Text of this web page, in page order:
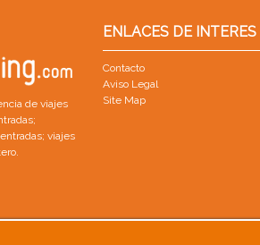
de viajes
;
; viajes
ENLACES DE INTERES
Contacto
Aviso Legal
Site Map